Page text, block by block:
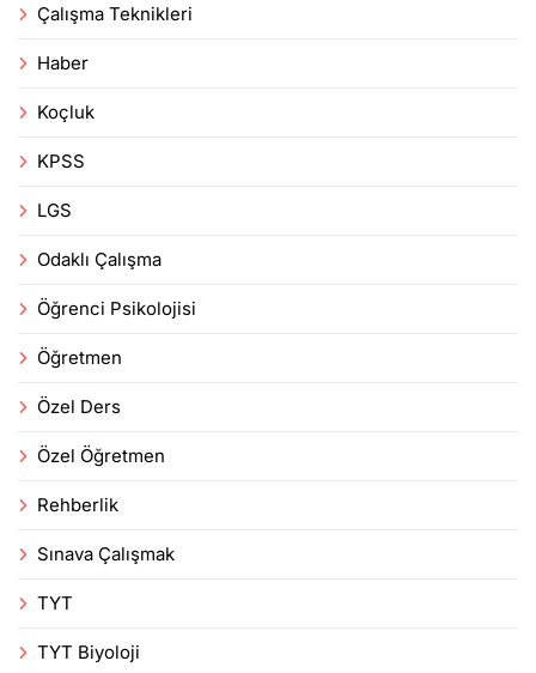
Çalışma Teknikleri
Haber
Koçluk
KPSS
LGS
Odaklı Çalışma
Öğrenci Psikolojisi
Öğretmen
Özel Ders
Özel Öğretmen
Rehberlik
Sınava Çalışmak
TYT
TYT Biyoloji